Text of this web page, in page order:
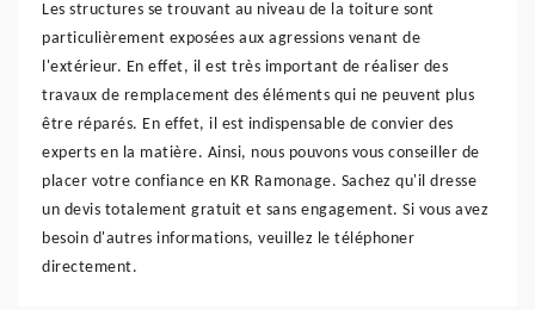
Les structures se trouvant au niveau de la toiture sont
particulièrement exposées aux agressions venant de
l'extérieur. En effet, il est très important de réaliser des
travaux de remplacement des éléments qui ne peuvent plus
être réparés. En effet, il est indispensable de convier des
experts en la matière. Ainsi, nous pouvons vous conseiller de
placer votre confiance en KR Ramonage. Sachez qu'il dresse
un devis totalement gratuit et sans engagement. Si vous avez
besoin d'autres informations, veuillez le téléphoner
directement.